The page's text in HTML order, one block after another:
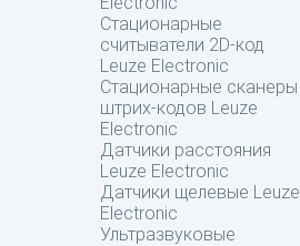
Стационарные
считыватели 2D-код
Leuze Electronic
Стационарные сканеры
штрих-кодов Leuze
Electronic
Датчики расстояния
Leuze Electronic
Датчики щелевые Leuze
Electronic
Ультразвуковые